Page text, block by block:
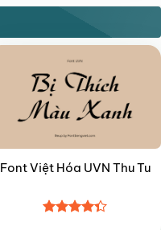
Font Việt Hóa UVN Thu Tu